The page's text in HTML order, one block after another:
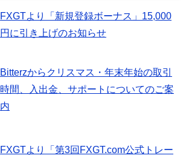
FXGTより「新規登録ボーナス」15,000
円に引き上げのお知らせ
Bitterzからクリスマス・年末年始の取引
時間、入出金、サポートについてのご案
内
FXGTより「第3回FXGT.com公式トレー